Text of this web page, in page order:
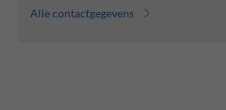
Alle contactgegevens